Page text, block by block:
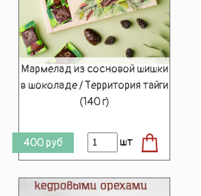
Мармелад из сосновой шишки
в шоколаде / Территория тайги
(140 г)
400 руб шт